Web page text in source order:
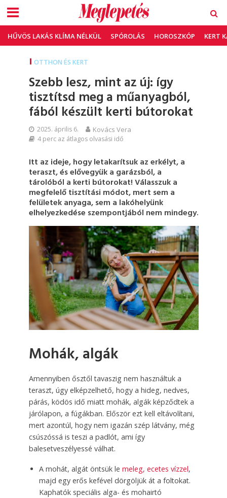
HŰVÖS LAKÁS KLÍMA NÉLKÜL SPÓROLÁS HOROSZKÓP KERT
OTTHON ÉS KERT
Szebb lesz, mint az új: így
tisztítsd meg a műanyagból,
fából készült kerti bútorokat
2025. április 6. Kovács Vera
4 perc az átlagos olvasási idő
Itt az ideje, hogy letakarítsuk az erkélyt, a
teraszt, és elővegyük a garázsból, a
tárolóból a kerti bútorokat! Válasszuk a
megfelelő tisztítási módot, mert sem a
felületek anyaga, sem a lakóhelyünk
elhelyezkedése szempontjából nem mindegy.
Mohák, algák
Amennyiben ősztől tavaszig nem használtuk a
teraszt, úgy elképzelhető, hogy a hideg, nedves,
párás, ködös idő miatt mohák, algák képződtek a
járólapon, a fúgákban. Először ezt kell eltávolítani,
mert azontúl, hogy nem igazán szép látvány, még
csúszóssá is teszi a padlót, ami így
balesetveszélyessé válhat.
A mohát, algát öntsük le meleg, ecetes vízzel,
majd egy erős kefével dörgöljük át a foltokat.
Kaphatók speciális alga- és mohairtó